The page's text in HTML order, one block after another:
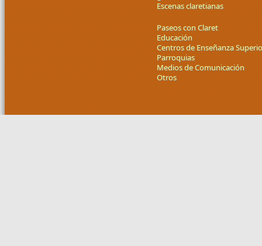
Escenas claretianas
Paseos con Claret
Educación
Centros de Enseñanza
Parroquias
Medios de Comunicación
Otros